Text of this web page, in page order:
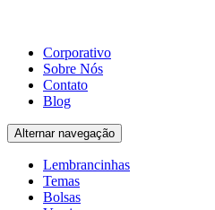
Corporativo
Sobre Nós
Contato
Blog
Alternar navegação
Lembrancinhas
Temas
Bolsas